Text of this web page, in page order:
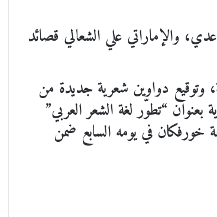
والإماراتي علي الشعالي قصائد
دواوين شعرية جديدة من
بعنوان “تطوّر لغة الشعر العربي”
خورفكان في يومه السابع ضمن